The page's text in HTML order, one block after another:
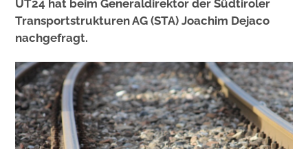
UT24 hat beim Generaldirektor der Südtiroler
Transportstrukturen AG (STA) Joachim Dejaco
nachgefragt.